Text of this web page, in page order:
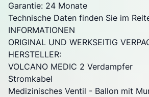
Garantie: 24 Monate
Technische Daten finden Sie im
INFORMATIONEN
ORIGINAL UND WERKSEITIG
HERSTELLER:
VOLCANO MEDIC 2 Verdampfer
Stromkabel
Medizinisches Ventil - Ballon mit